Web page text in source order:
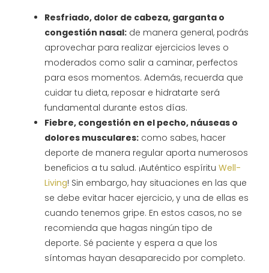
Resfriado, dolor de cabeza, garganta o
congestión nasal: de manera general, podrás
aprovechar para realizar ejercicios leves o
moderados como salir a caminar, perfectos
para esos momentos. Además, recuerda que
cuidar tu dieta, reposar e hidratarte será
fundamental durante estos días.
Fiebre, congestión en el pecho, náuseas o
dolores musculares: como sabes, hacer
deporte de manera regular aporta numerosos
beneficios a tu salud. ¡Auténtico espírituWell-
Living! Sin embargo, hay situaciones en las que
se debe evitar hacer ejercicio, y una de ellas es
cuando tenemos gripe. En estos casos, no se
recomienda que hagas ningún tipo de
deporte. Sé paciente y espera a que los
síntomas hayan desaparecido por completo.